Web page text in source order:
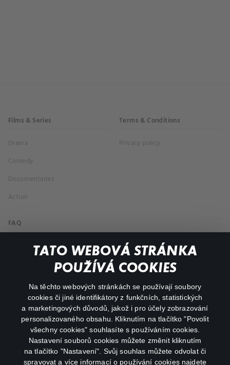
TATO WEBOVÁ STRÁNKA
POUŽÍVÁ COOKIES
Na těchto webových stránkách se používají soubory
cookies či jiné identifikátory z funkčních, statistických
a marketingových důvodů, jakož i pro účely zobrazování
personalizovaného obsahu. Kliknutím na tlačítko "Povolit
všechny cookies" souhlasíte s používáním cookies.
Nastavení souborů cookies můžete změnit kliknutím
na tlačítko "Nastavení". Svůj souhlas můžete odvolat či
spravovat a více informací o používání cookies najdete
Films & Series
Drama
Comedy
Documentaries
Action
Terms & Conditions
Privacy policy
FAQ
My profile
facebookinstagram
youtube